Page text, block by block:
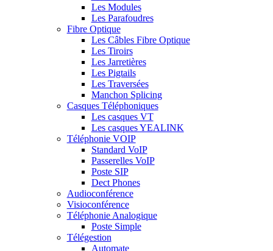
Les Modules
Les Parafoudres
Fibre Optique
Les Câbles Fibre Optique
Les Tiroirs
Les Jarretières
Les Pigtails
Les Traversées
Manchon Splicing
Casques Téléphoniques
Les casques VT
Les casques YEALINK
Téléphonie VOIP
Standard VoIP
Passerelles VoIP
Poste SIP
Dect Phones
Audioconférence
Visioconférence
Téléphonie Analogique
Poste Simple
Télégestion
Automate